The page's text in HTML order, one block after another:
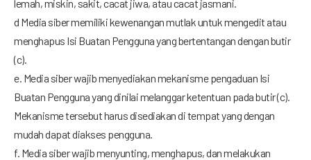
lemah, miskin, sakit, cacat jiwa, atau cacat jasmani.
d Media siber memiliki kewenangan mutlak untuk mengedit atau
menghapus Isi Buatan Pengguna yang bertentangan dengan butir
(c).
e. Media siber wajib menyediakan mekanisme pengaduan Isi
Buatan Pengguna yang dinilai melanggar ketentuan pada butir (c).
Mekanisme tersebut harus disediakan di tempat yang dengan
mudah dapat diakses pengguna.
f. Media siber wajib menyunting, menghapus, dan melakukan